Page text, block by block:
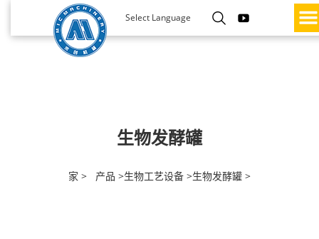
Select Language
生物发酵罐
家 > 产品 >生物工艺设备 >生物发酵罐 >